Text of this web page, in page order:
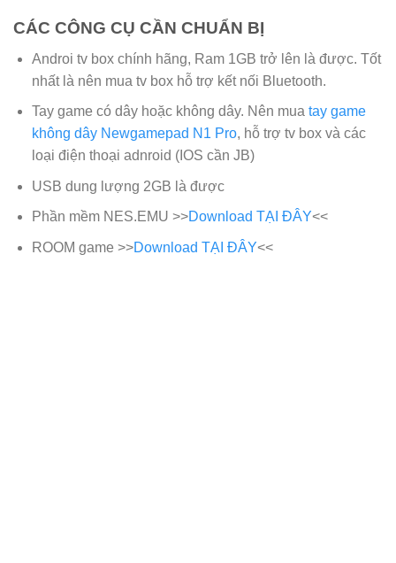
CÁC CÔNG CỤ CẦN CHUẨN BỊ
Androi tv box chính hãng, Ram 1GB trở lên là được. Tốt
nhất là nên mua tv box hỗ trợ kết nối Bluetooth.
Tay game có dây hoặc không dây. Nên mua tay game
không dây Newgamepad N1 Pro, hỗ trợ tv box và các
loại điện thoại adnroid (IOS cần JB)
USB dung lượng 2GB là được
Phần mềm NES.EMU >>Download TẠI ĐÂY<<
ROOM game >>Download TẠI ĐÂY<<